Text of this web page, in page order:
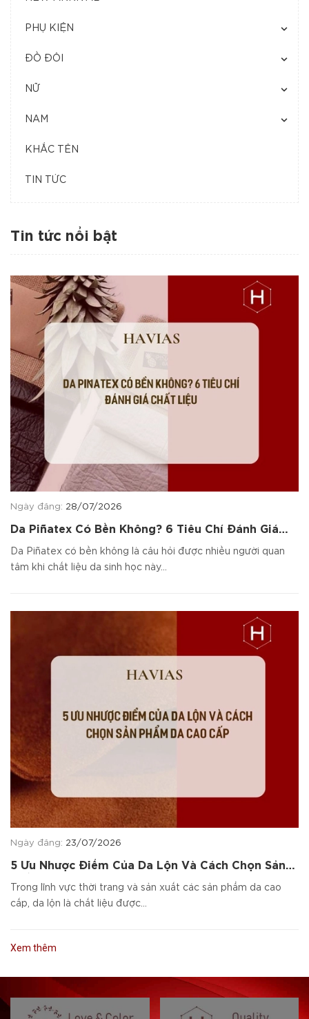
PHỤ KIỆN
ĐỒ ĐÔI
NỮ
NAM
KHẮC TÊN
TIN TỨC
Tin tức nổi bật
Ngày đăng: 28/07/2026
Da Piñatex Có Bền Không? 6 Tiêu Chí Đánh Giá
Chất Liệu
Da Piñatex có bền không là câu hỏi được nhiều người quan
tâm khi chất liệu da sinh học này...
Ngày đăng: 23/07/2026
5 Ưu Nhược Điểm Của Da Lộn Và Cách Chọn Sản
Trong lĩnh vực thời trang và sản xuất các sản phẩm da cao
cấp, da lộn là chất liệu được...
Xem thêm